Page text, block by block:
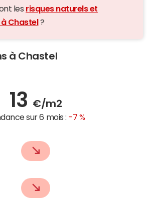
les risques naturels et
Chastel ?
à Chastel
13 €/m2
sur 6 mois : -7 %